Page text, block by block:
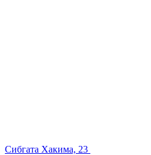
Сибгата Хакима, 23